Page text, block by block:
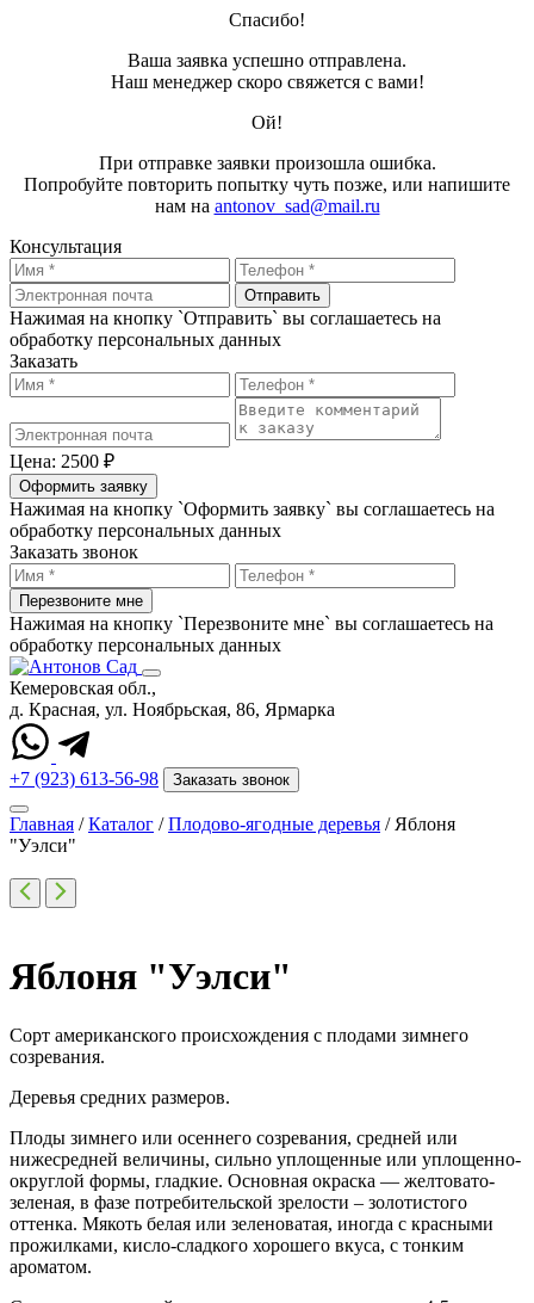
Спасибо!
Ваша заявка успешно отправлена.
Наш менеджер скоро свяжется с вами!
Ой!
При отправке заявки произошла ошибка.
Попробуйте повторить попытку чуть позже, или напишите
нам на antonov_sad@mail.ru
Консультация
Отправить
Нажимая на кнопку `Отправить` вы соглашаетесь на
обработку персональных данных
Заказать
Цена: 2500 ₽
Оформить заявку
Нажимая на кнопку `Оформить заявку` вы соглашаетесь на
обработку персональных данных
Заказать звонок
Перезвоните мне
Нажимая на кнопку `Перезвоните мне` вы соглашаетесь на
обработку персональных данных
Кемеровская обл.,
д. Красная, ул. Ноябрьская, 86, Ярмарка
+7 (923) 613-56-98 Заказать звонок
Главная / Каталог / Плодово-ягодные деревья / Яблоня
"Уэлси"
Яблоня "Уэлси"
Сорт американского происхождения с плодами зимнего
созревания.
Деревья средних размеров.
Плоды зимнего или осеннего созревания, средней или
нижесредней величины, сильно уплощенные или уплощенно-
округлой формы, гладкие. Основная окраска — желтовато-
зеленая, в фазе потребительской зрелости – золотистого
оттенка. Мякоть белая или зеленоватая, иногда с красными
прожилками, кисло-сладкого хорошего вкуса, с тонким
ароматом.